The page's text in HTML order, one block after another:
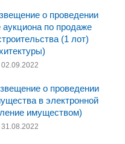
о проведении
по продаже
(1 лот)
о проведении
в электронной
имуществом)